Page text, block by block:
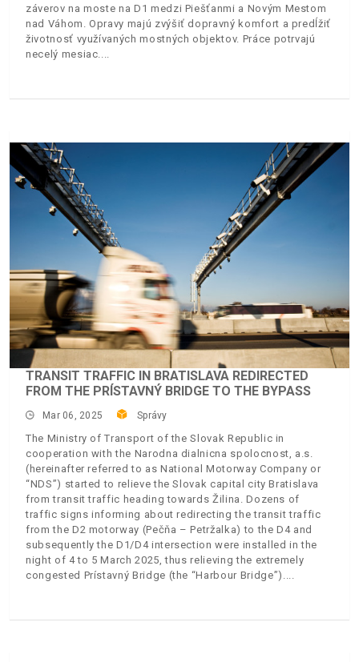
záverov na moste na D1 medzi Piešťanmi a Novým Mestom
nad Váhom. Opravy majú zvýšiť dopravný komfort a predĺžiť
životnosť využívaných mostných objektov. Práce potrvajú
necelý mesiac.
TRANSIT TRAFFIC IN BRATISLAVA REDIRECTED
FROM THE PRÍSTAVNÝ BRIDGE TO THE BYPASS
Mar 06, 2025 Správy
The Ministry of Transport of the Slovak Republic in
cooperation with the Narodna dialnicna spolocnost, a.s.
(hereinafter referred to as National Motorway Company or
“NDS”) started to relieve the Slovak capital city Bratislava
from transit traffic heading towards Žilina. Dozens of
traffic signs informing about redirecting the transit traffic
from the D2 motorway (Pečňa – Petržalka) to the D4 and
subsequently the D1/D4 intersection were installed in the
night of 4 to 5 March 2025, thus relieving the extremely
congested Prístavný Bridge (the “Harbour Bridge”).